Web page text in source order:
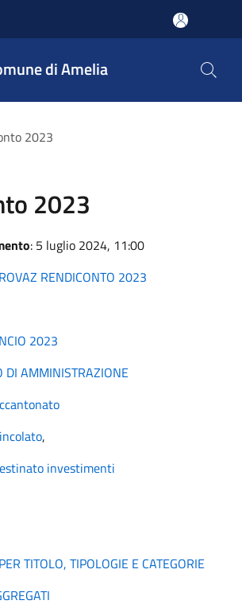
di Amelia
2023
2023
: 5 luglio 2024, 11:00
RENDICONTO 2023
2023
DI AMMINISTRAZIONE
,
investimenti
TITOLO, TIPOLOGIE E CATEGORIE